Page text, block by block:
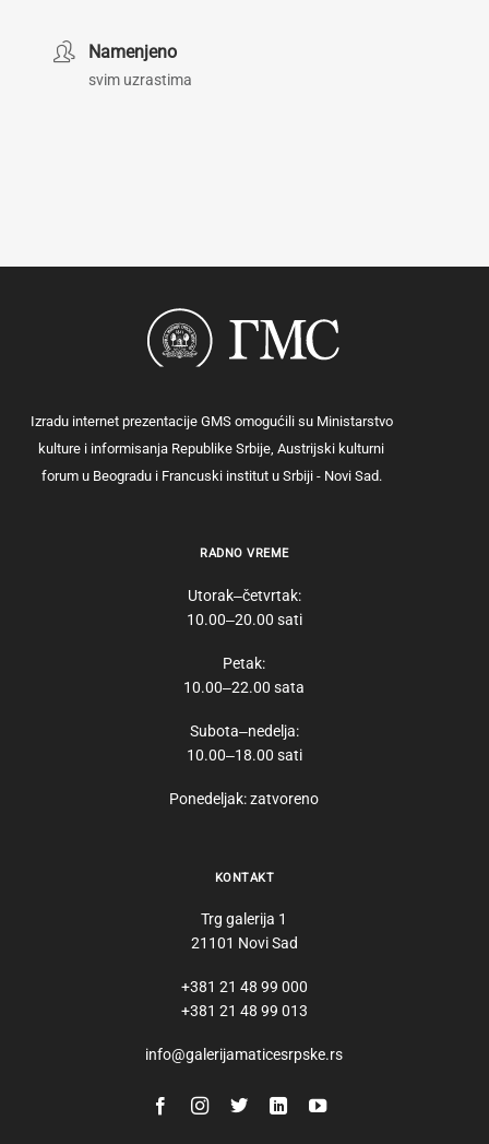
Namenjeno
svim uzrastima
Izradu internet prezentacije GMS omogućili su Ministarstvo
kulture i informisanja Republike Srbije, Austrijski kulturni
forum u Beogradu i Francuski institut u Srbiji - Novi Sad.
RADNO VREME
Utorak‒četvrtak:
10.00‒20.00 sati
Petak:
10.00‒22.00 sata
Subota‒nedelja:
10.00‒18.00 sati
Ponedeljak: zatvoreno
KONTAKT
Trg galerija 1
21101 Novi Sad
+381 21 48 99 000
+381 21 48 99 013
info@galerijamaticesrpske.rs